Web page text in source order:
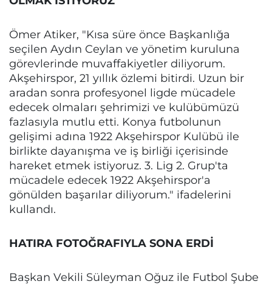
Ömer Atiker, "Kısa süre önce Başkanlığa
seçilen Aydın Ceylan ve yönetim kuruluna
görevlerinde muvaffakiyetler diliyorum.
Akşehirspor, 21 yıllık özlemi bitirdi. Uzun bir
aradan sonra profesyonel ligde mücadele
edecek olmaları şehrimizi ve kulübümüzü
fazlasıyla mutlu etti. Konya futbolunun
gelişimi adına 1922 Akşehirspor Kulübü ile
birlikte dayanışma ve iş birliği içerisinde
hareket etmek istiyoruz. 3. Lig 2. Grup'ta
mücadele edecek 1922 Akşehirspor'a
gönülden başarılar diliyorum." ifadelerini
kullandı.
HATIRA FOTOĞRAFIYLA SONA ERDİ
Başkan Vekili Süleyman Oğuz ile Futbol Şube